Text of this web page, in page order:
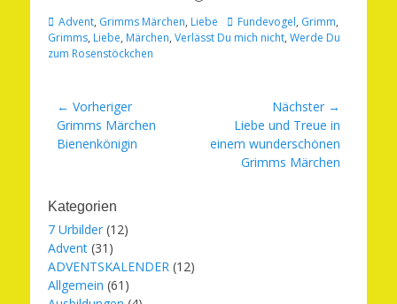
Kategorien
Advent, Grimms Märchen, Liebe Schlagworte
Fundevogel, Grimm,
Grimms, Liebe, Märchen, Verlässt Du mich nicht, Werde Du
zum Rosenstöckchen
Beitragsnavigation
← Vorheriger
Vorheriger
Beitrag:
Grimms Märchen
Bienenkönigin
Nächster →
Nächster
Beitrag:
Liebe und Treue in
einem wunderschönen
Grimms Märchen
Kategorien
7 Urbilder (12)
Advent (31)
ADVENTSKALENDER (12)
Allgemein (61)